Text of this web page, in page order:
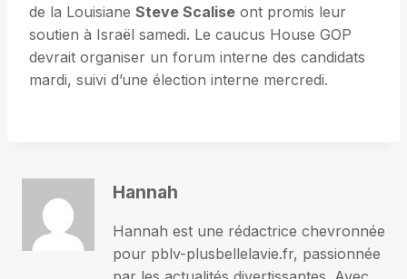
de la Louisiane Steve Scalise ont promis leur
soutien à Israël samedi. Le caucus House GOP
devrait organiser un forum interne des candidats
mardi, suivi d’une élection interne mercredi.
Hannah
Hannah est une rédactrice chevronnée
pour pblv-plusbellelavie.fr, passionnée